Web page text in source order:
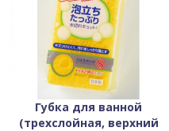
Губка для ванной
(трехслойная, верхний